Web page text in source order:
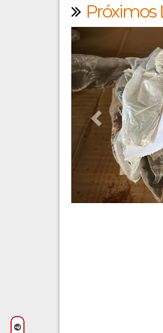
Próximos